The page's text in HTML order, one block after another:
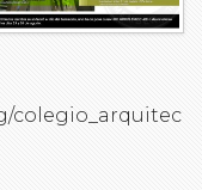
colegio_arquitec